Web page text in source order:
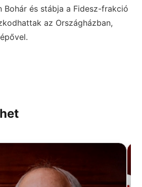
Bohár és stábja a Fidesz-frakció
az Országházban,